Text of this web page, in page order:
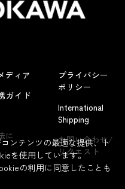
ディア
ガイド
に
プライバシー
ポリシー
International
Shipping
お問い合わせ/
リクエスト
ンテンツの最適な提供、ト
を使用しています。
の利用に同意したことも